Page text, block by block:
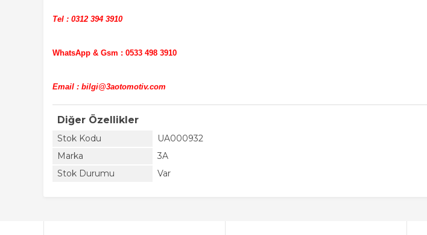
Tel : 0312 394 3910
WhatsApp & Gsm : 0533 498 3910
Email : bilgi@3aotomotiv.com
Diğer Özellikler
Stok Kodu
UA000932
Marka
3A
Stok Durumu
Var